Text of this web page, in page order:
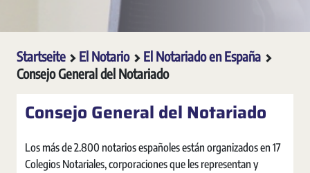
Startseite El Notario
El Notariado en España
Consejo General del Notariado
Consejo General del Notariado
Los más de 2.800 notarios españoles están organizados en 17
Colegios Notariales, corporaciones que les representan y